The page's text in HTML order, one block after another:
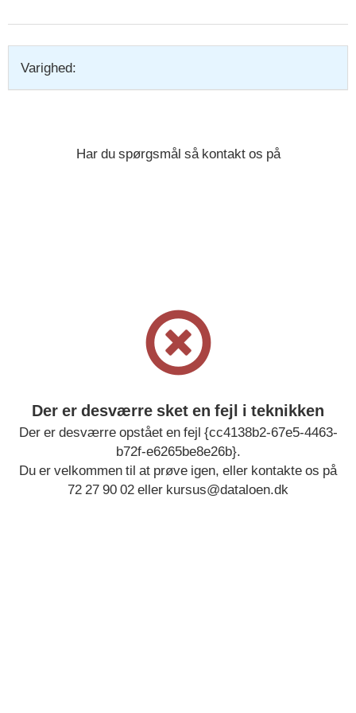
Varighed:
Har du spørgsmål så kontakt os på
Der er desværre sket en fejl i teknikken
Der er desværre opstået en fejl {cc4138b2-67e5-4463-
b72f-e6265be8e26b}.
Du er velkommen til at prøve igen, eller kontakte os på
72 27 90 02 eller kursus@dataloen.dk